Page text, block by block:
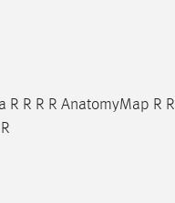
R R R AnatomyMap R R